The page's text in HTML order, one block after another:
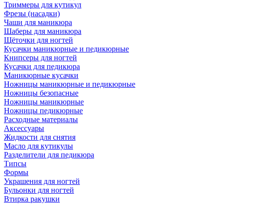
Триммеры для кутикул
Фрезы (насадки)
Чаши для маникюра
Шаберы для маникюра
Щёточки для ногтей
Кусачки маникюрные и педикюрные
Книпсеры для ногтей
Кусачки для педикюра
Маникюрные кусачки
Ножницы маникюрные и педикюрные
Ножницы безопасные
Ножницы маникюрные
Ножницы педикюрные
Расходные материалы
Аксессуары
Жидкости для снятия
Масло для кутикулы
Разделители для педикюра
Типсы
Формы
Украшения для ногтей
Бульонки для ногтей
Втирка ракушки